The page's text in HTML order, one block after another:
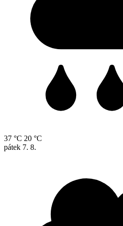
37 °C 20 °C
pátek 7. 8.